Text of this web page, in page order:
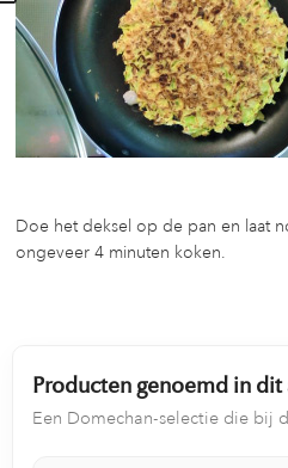
Doe het deksel op de pan en laat
ongeveer 4 minuten koken.
Producten genoemd in dit
Een Domechan-selectie die bij